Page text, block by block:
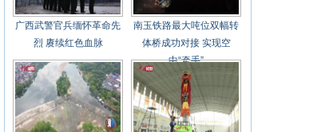
广西武警官兵缅怀革命先
烈 赓续红色血脉
南玉铁路最大吨位双幅转
体桥成功对接 实现空
中“牵手”